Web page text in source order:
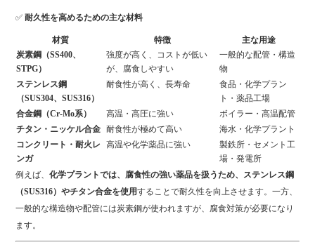
✅耐久性を高めるための主な材料
材質 特徴
主な用途
炭素鋼（SS400、
STPG）
強度が高く、コストが低い
が、腐食しやすい
一般的な配管・構造
物
ステンレス鋼
（SUS304、SUS316）
耐食性が高く、長寿命
食品・化学プラン
ト・薬品工場
合金鋼（Cr-Mo系）
高温・高圧に強い
ボイラー・高温配管
チタン・ニッケル合金 耐食性が極めて高い
海水・化学プラント
コンクリート・耐火レ
ンガ
高温や化学薬品に強い
製鉄所・セメント工
場・発電所
例えば、化学プラントでは、腐食性の強い薬品を扱うため、ステンレス鋼
（SUS316）やチタン合金を使用することで耐久性を向上させます。一方、
一般的な構造物や配管には炭素鋼が使われますが、腐食対策が必要になり
ます。